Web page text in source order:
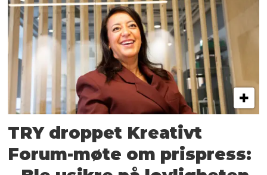
TRY droppet Kreativt
Forum-møte om prispress: